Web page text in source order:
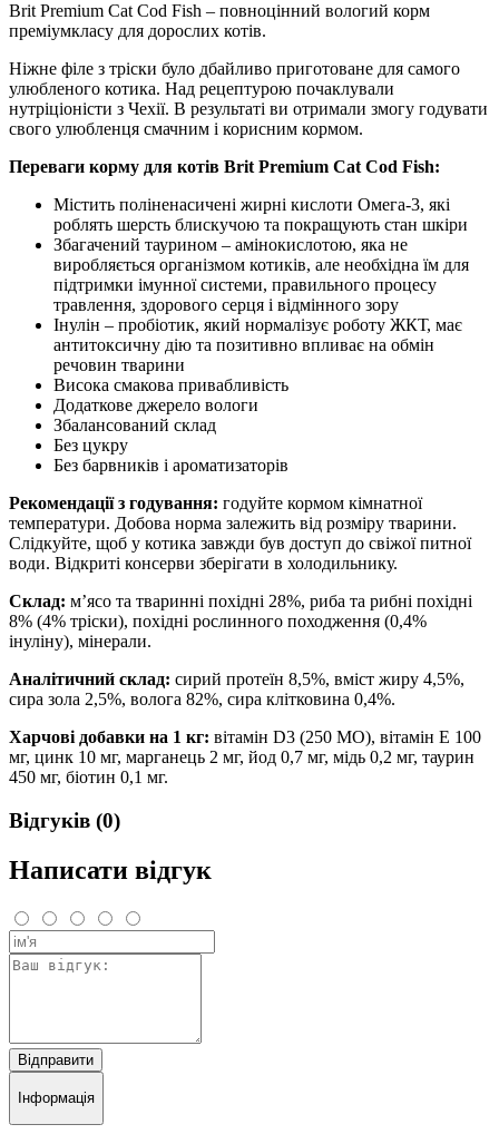
Brit Premium Cat Cod Fish – повноцінний вологий корм
преміумкласу для дорослих котів.
Ніжне філе з тріски було дбайливо приготоване для самого
улюбленого котика. Над рецептурою почаклували
нутріціоністи з Чехії. В результаті ви отримали змогу годувати
свого улюбленця смачним і корисним кормом.
Переваги корму для котів Brit Premium Cat Cod Fish:
Містить поліненасичені жирні кислоти Омега-3, які
роблять шерсть блискучою та покращують стан шкіри
Збагачений таурином – амінокислотою, яка не
виробляється організмом котиків, але необхідна їм для
підтримки імунної системи, правильного процесу
травлення, здорового серця і відмінного зору
Інулін – пробіотик, який нормалізує роботу ЖКТ, має
антитоксичну дію та позитивно впливає на обмін
речовин тварини
Висока смакова привабливість
Додаткове джерело вологи
Збалансований склад
Без цукру
Без барвників і ароматизаторів
Рекомендації з годування: годуйте кормом кімнатної
температури. Добова норма залежить від розміру тварини.
Слідкуйте, щоб у котика завжди був доступ до свіжої питної
води. Відкриті консерви зберігати в холодильнику.
Склад: м’ясо та тваринні похідні 28%, риба та рибні похідні
8% (4% тріски), похідні рослинного походження (0,4%
інуліну), мінерали.
Аналітичний склад: сирий протеїн 8,5%, вміст жиру 4,5%,
сира зола 2,5%, волога 82%, сира клітковина 0,4%.
Харчові добавки на 1 кг: вітамін D3 (250 МО), вітамін Е 100
мг, цинк 10 мг, марганець 2 мг, йод 0,7 мг, мідь 0,2 мг, таурин
450 мг, біотин 0,1 мг.
Відгуків (0)
Написати відгук
Відправити
Інформація